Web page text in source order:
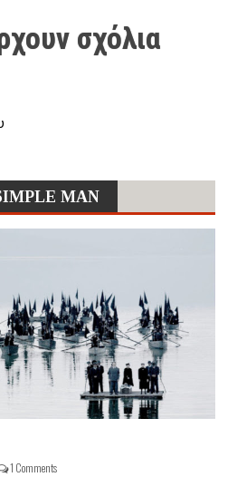
σχόλια
MAN
1 Comments